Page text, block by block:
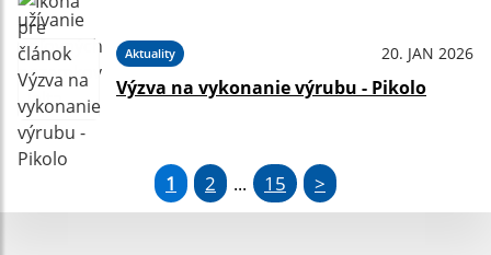
Aktuality 20. JAN 2026
Výzva na vykonanie výrubu - Pikolo
1 2 ... 15 >